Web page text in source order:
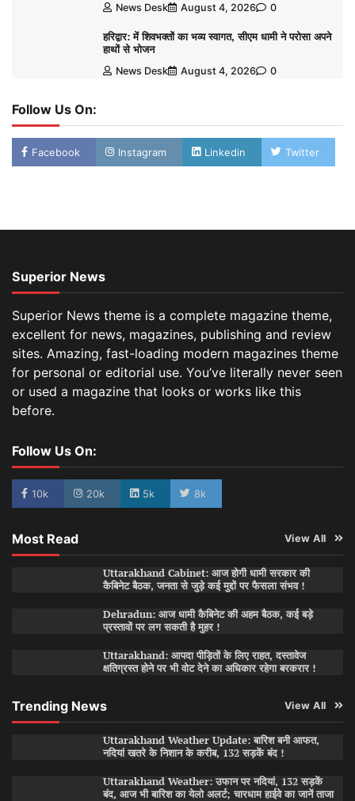
News Desk August 4, 2026 0
हरिद्वार: में शिवभक्तों का भव्य स्वागत, सीएम धामी ने परोसा अपने
हाथों से भोजन
News Desk August 4, 2026 0
Follow Us On:
Facebook Instagram Linkedin Twitter
Superior News
Superior News theme is a complete magazine theme,
excellent for news, magazines, publishing and review
sites. Amazing, fast-loading modern magazines theme
for personal or editorial use. You’ve literally never seen
or used a magazine that looks or works like this
before.
Follow Us On:
10k 20k 5k 8k
Most Read View All
Uttarakhand Cabinet: आज होगी धामी सरकार की
कैबिनेट बैठक, जनता से जुड़े कई मुद्दों पर फैसला संभव !
Dehradun: आज धामी कैबिनेट की अहम बैठक, कई बड़े
प्रस्तावों पर लग सकती है मुहर !
Uttarakhand: आपदा पीड़ितों के लिए राहत, दस्तावेज
क्षतिग्रस्त होने पर भी वोट देने का अधिकार रहेगा बरकरार !
Trending News View All
Uttarakhand Weather Update: बारिश बनी आफत,
नदियां खतरे के निशान के करीब, 132 सड़कें बंद !
Uttarakhand Weather: उफान पर नदियां, 132 सड़कें
बंद, आज भी बारिश का येलो अलर्ट; चारधाम हाईवे का जानें ताजा